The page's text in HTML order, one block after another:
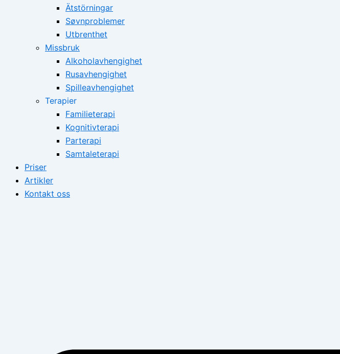
Ätstörningar
Søvnproblemer
Utbrenthet
Missbruk
Alkoholavhengighet
Rusavhengighet
Spilleavhengighet
Terapier
Familieterapi
Kognitivterapi
Parterapi
Samtaleterapi
Priser
Artikler
Kontakt oss